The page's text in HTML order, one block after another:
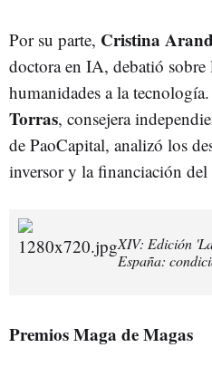
Por su parte, Cristina
doctora en IA, debatió sobre
humanidades a la
Torras, consejera
de PaoCapital, analizó los
inversor y la financiación
XIV: Edición
España:
Premios Maga de Magas